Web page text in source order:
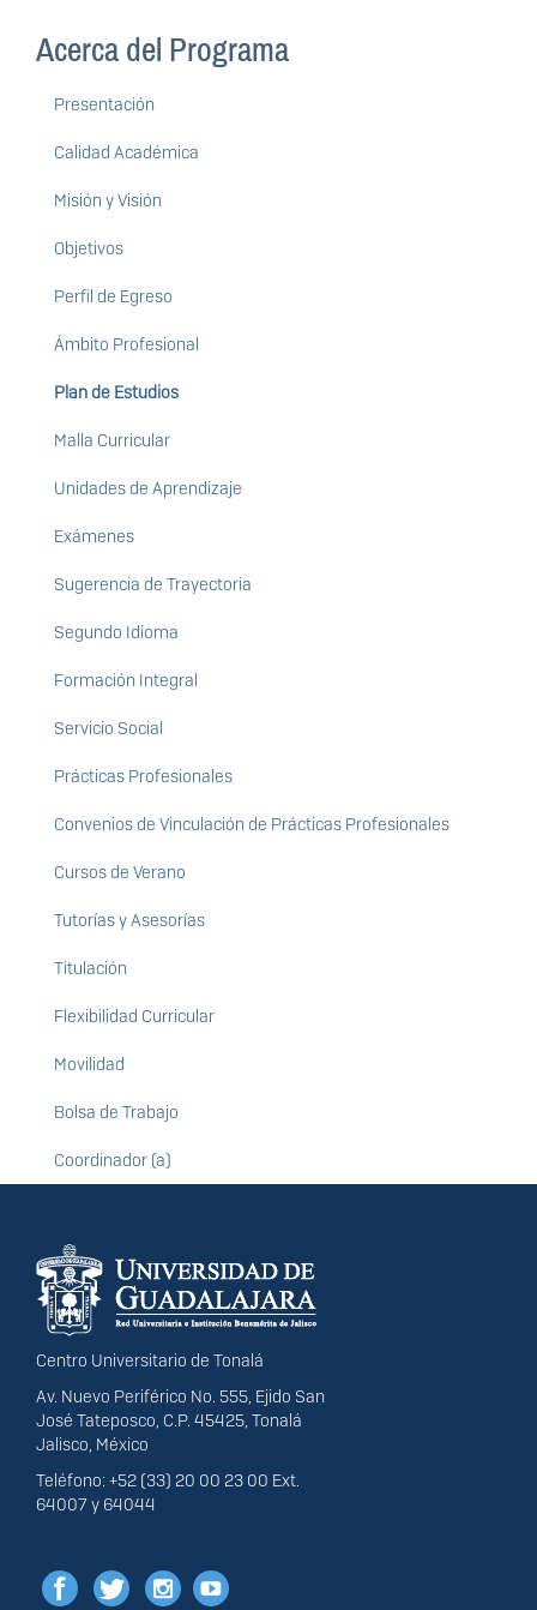
Acerca del Programa
Presentación
Calidad Académica
Misión y Visión
Objetivos
Perfil de Egreso
Ámbito Profesional
Plan de Estudios
Malla Curricular
Unidades de Aprendizaje
Exámenes
Sugerencia de Trayectoria
Segundo Idioma
Formación Integral
Servicio Social
Prácticas Profesionales
Convenios de Vinculación de Prácticas Profesionales
Cursos de Verano
Tutorías y Asesorías
Titulación
Flexibilidad Curricular
Movilidad
Bolsa de Trabajo
Coordinador (a)
Información del
portal
Centro Universitario de Tonalá
Av. Nuevo Periférico No. 555, Ejido San
José Tateposco, C.P. 45425, Tonalá
Jalisco, México
Teléfono: +52 (33) 20 00 23 00 Ext.
64007 y 64044